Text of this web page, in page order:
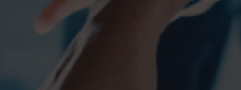
연혁
그룹사